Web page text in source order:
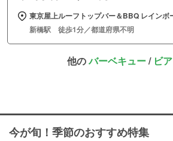
東京屋上ルーフトップバー＆BBQ レインボ
新橋駅 徒歩1分／都道府県不明
他のバーベキュー/ ビ
今が旬！季節のおすすめ特集